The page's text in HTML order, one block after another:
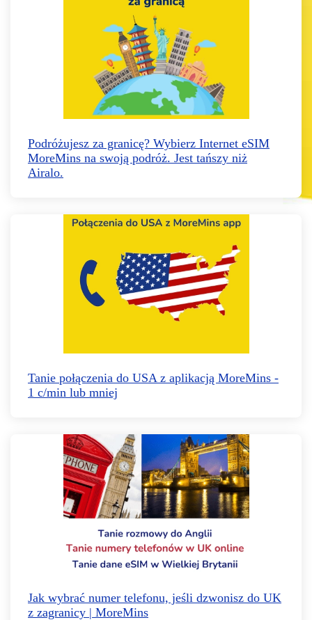
Podróżujesz za granicę? Wybierz Internet eSIM
MoreMins na swoją podróż. Jest tańszy niż
Airalo.
Tanie połączenia do USA z aplikacją MoreMins -
1 c/min lub mniej
Jak wybrać numer telefonu, jeśli dzwonisz do UK
z zagranicy | MoreMins